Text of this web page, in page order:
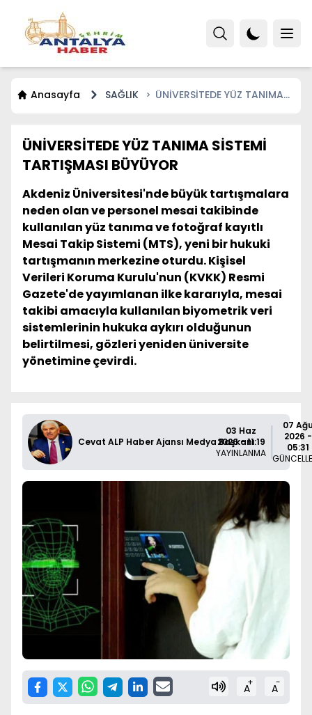
Anasayfa SAĞLIK
ÜNİVERSİTEDE YÜZ TANIMA
ÜNİVERSİTEDE YÜZ TANIMA SİSTEMİ
TARTIŞMASI BÜYÜYOR
Akdeniz Üniversitesi'nde büyük tartışmalara
neden olan ve personel mesai takibinde
kullanılan yüz tanıma ve fotoğraf kayıtlı
Mesai Takip Sistemi (MTS), yeni bir hukuki
tartışmanın merkezine oturdu. Kişisel
Verileri Koruma Kurulu'nun (KVKK) Resmi
Gazete'de yayımlanan ilke kararıyla, mesai
takibi amacıyla kullanılan biyometrik veri
sistemlerinin hukuka aykırı olduğunun
belirtilmesi, gözleri yeniden üniversite
yönetimine çevirdi.
Cevat ALP Haber Ajansı Medya Başkanı
03 Haz
2026 - 11:19
YAYINLANMA
07
2026 -
05:31
A+ A-